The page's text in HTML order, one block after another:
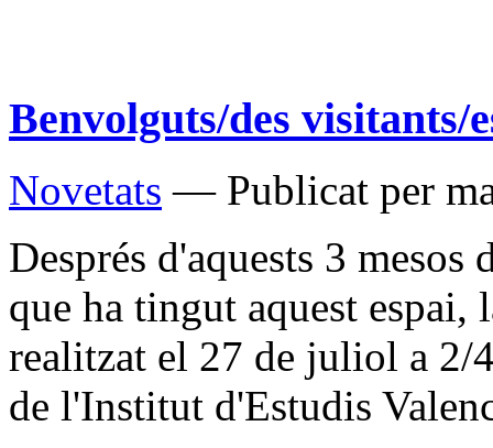
Benvolguts/des visitants/
Novetats — Publicat per
Després d'aquests 3
que ha tingut aquest espai,
realitzat el 27 de juliol a 2/
de l'Institut d'Estudis